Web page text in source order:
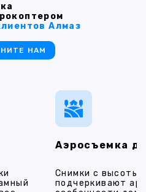
Аэросъемка
Снимки с высоты
подчеркивают
Алмаз
НАМ